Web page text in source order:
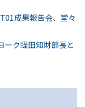
成果報告会、堂々
ク蛭田知財部長と